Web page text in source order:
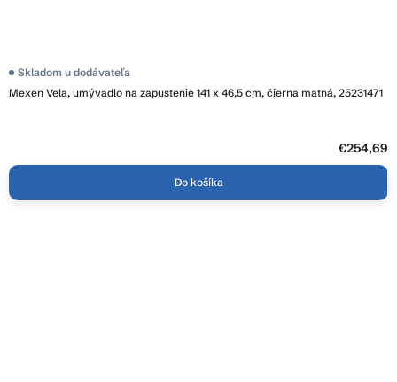
Mexen Vela, umývadlo na zapustenie 141 x 46,5 cm, čierna matná, 25231471
Skladom u dodávateľa
€254,69
Do košíka